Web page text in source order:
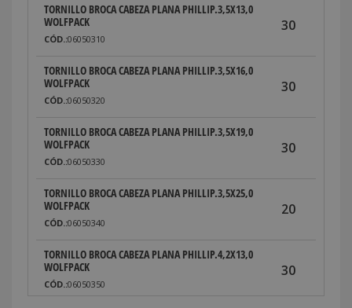
TORNILLO BROCA CABEZA PLANA PHILLIP.3,5X13,0
WOLFPACK
CÓD.:06050310
30
TORNILLO BROCA CABEZA PLANA PHILLIP.3,5X16,0
WOLFPACK
CÓD.:06050320
30
TORNILLO BROCA CABEZA PLANA PHILLIP.3,5X19,0
WOLFPACK
CÓD.:06050330
30
TORNILLO BROCA CABEZA PLANA PHILLIP.3,5X25,0
WOLFPACK
CÓD.:06050340
20
TORNILLO BROCA CABEZA PLANA PHILLIP.4,2X13,0
WOLFPACK
CÓD.:06050350
30